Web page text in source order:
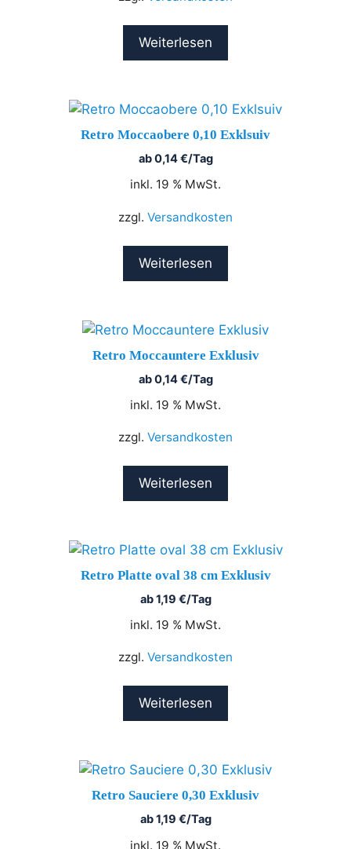
Weiterlesen
Retro Moccaobere 0,10 Exklsuiv
ab0,14€/Tag
inkl. 19 % MwSt.
zzgl. Versandkosten
Weiterlesen
Retro Moccauntere Exklusiv
ab0,14€/Tag
inkl. 19 % MwSt.
zzgl. Versandkosten
Weiterlesen
Retro Platte oval 38 cm Exklusiv
ab1,19 €/Tag
inkl. 19 % MwSt.
zzgl. Versandkosten
Weiterlesen
Retro Sauciere 0,30 Exklusiv
ab1,19 €/Tag
inkl. 19 % MwSt.